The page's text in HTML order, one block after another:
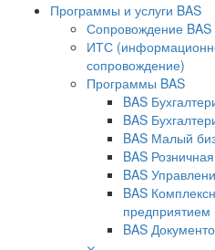
Программы и услуги BAS
Сопровождение BAS
ИТС
сопровождение)
Программы BAS
BAS
BAS
BAS Малый
BAS
BAS
BAS
предприятием
BAS